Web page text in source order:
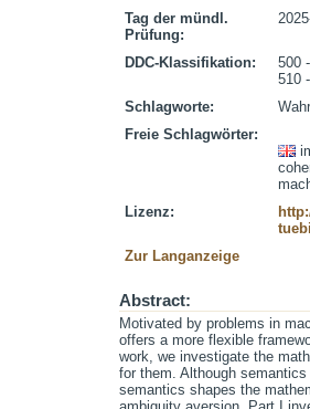
Tag der mündl.
Prüfung:
DDC-Klassifikation:
500
510
Schlagworte:
Freie Schlagwörter:
Lizenz:
Zur Langanzeige
Abstract:
Motivated by problems in
offers a more flexible
work, we investigate the
for them. Although
semantics shapes the